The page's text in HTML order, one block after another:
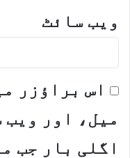
ویب‌ سائٹ
اس براؤزر
میل، اور
اگلی بار جب